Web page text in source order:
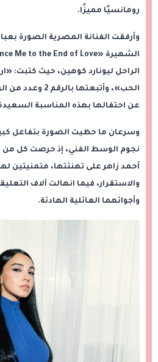
رومانسيًا مميزًا.
وأرفقت الفنانة المصرية الصورة
الراحل ليونارد كوهين، حيث كتبت:
الحب»، وأتبعتها
عن احتفالها بهذه المناسبة
وسرعان ما حظيت الصورة بتفاعل
نجوم الوسط الفني، إذ حرصت كل من
أحمد زاهر على تهنئتها، متمنيتين
والاستقرار، فيما انهالت آلاف
وأجوائهما العائلية الهادئة.